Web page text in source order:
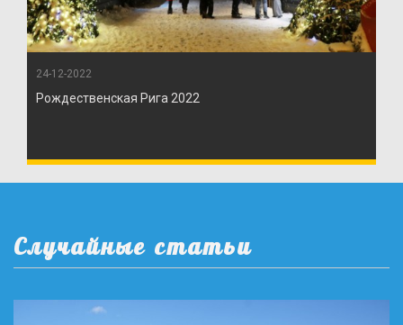
24-12-2022
Рождественская Рига 2022
Случайные статьи